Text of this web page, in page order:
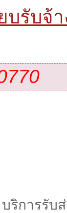
บรับจ้
บริการรับ